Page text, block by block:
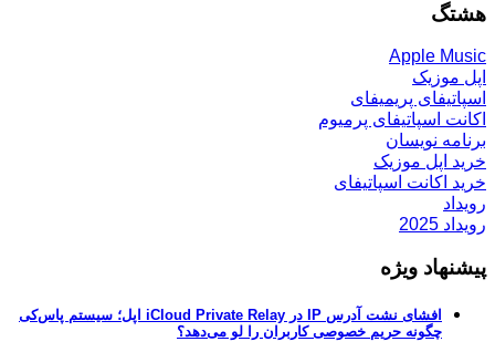
هشتگ
Apple Music
اپل موزیک
اسپاتیفای پریمیفای
اکانت اسپاتیفای پرمیوم
برنامه نویسان
خرید اپل موزیک
خرید اکانت اسپاتیفای
رویداد
رویداد 2025
پیشنهاد ویژه
افشای نشت آدرس IP در iCloud Private Relay اپل؛ سیستم پاس‌کی
چگونه حریم خصوصی کاربران را لو می‌دهد؟